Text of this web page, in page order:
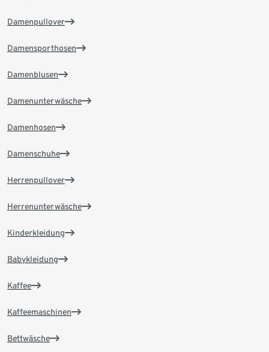
Damenpullover
Damensporthosen
Damenblusen
Damenunterwäsche
Damenhosen
Damenschuhe
Herrenpullover
Herrenunterwäsche
Kinderkleidung
Babykleidung
Kaffee
Kaffeemaschinen
Bettwäsche